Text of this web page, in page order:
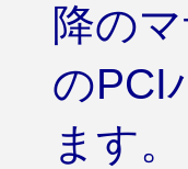
降の
のPCI
ます